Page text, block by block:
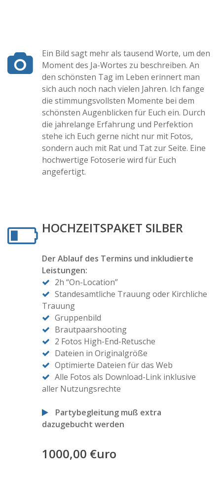
Ein Bild sagt mehr als tausend Worte, um den
Moment des Ja-Wortes zu beschreiben. An
den schönsten Tag im Leben erinnert man
sich auch noch nach vielen Jahren. Ich fange
die stimmungsvollsten Momente bei dem
schönsten Augenblicken für Euch ein. Durch
die jahrelange Erfahrung und Perfektion
stehe ich Euch gerne nicht nur mit Fotos,
sondern auch mit Rat und Tat zur Seite. Eine
hochwertige Fotoserie wird für Euch
angefertigt.
HOCHZEITSPAKET SILBER
Der Ablauf des Termins und inkludierte
Leistungen:
2h “On-Location”
Standesamtliche Trauung oder Kirchliche
Trauung
Gruppenbild
Brautpaarshooting
2 Fotos High-End-Retusche
Dateien in Originalgröße
Optimierte Dateien für das Web
Alle Fotos als Download-Link inklusive
aller Nutzungsrechte
Partybegleitung muß extra
dazugebucht werden
1000,00 €uro